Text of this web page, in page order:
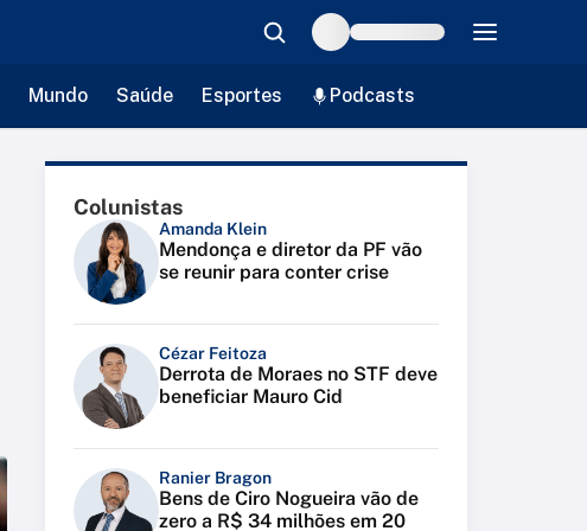
Mundo Saúde Esportes Podcasts
Colunistas
Amanda Klein
Mendonça e diretor da PF vão
se reunir para conter crise
Cézar Feitoza
Derrota de Moraes no STF deve
beneficiar Mauro Cid
Ranier Bragon
Bens de Ciro Nogueira vão de
zero a R$ 34 milhões em 20